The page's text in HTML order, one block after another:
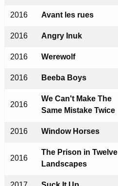
2016 Avant les rues
2016 Angry Inuk
2016 Werewolf
2016 Beeba Boys
2016
We Can't Make The
Same Mistake Twice
2016 Window Horses
2016
The Prison in Twelve
Landscapes